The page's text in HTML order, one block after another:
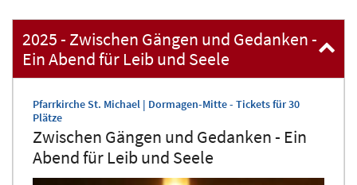
2025 - Zwischen Gängen und Gedanken -
Ein Abend für Leib und Seele
Pfarrkirche St. Michael | Dormagen-Mitte - Tickets für 30
Plätze:
Zwischen Gängen und Gedanken - Ein
Abend für Leib und Seele